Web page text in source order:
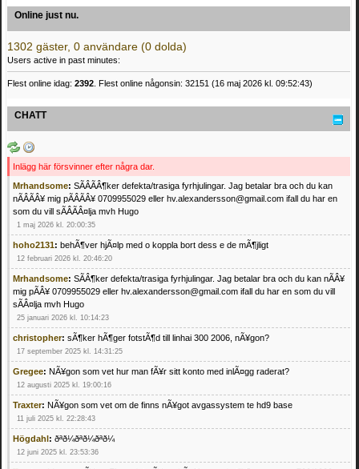
Online just nu.
1302 gäster, 0 användare (0 dolda)
Users active in past minutes:
Flest online idag: 2392 . Flest online någonsin: 32151 (16 maj 2026 kl. 09:52:43)
CHATT
Inlägg här försvinner efter några dar.
Mrhandsome: SÃÂÃÂ¶ker defekta/trasiga fyrhjulingar. Jag betalar bra och du kan
nÃÂÃÂ¥ mig pÃÂÃÂ¥ 0709955029 eller hv.alexandersson@gmail.com ifall du har en
som du vill sÃÂÃÂ¤lja mvh Hugo
1 maj 2026 kl. 20:00:35
hoho2131: behÃ¶ver hjÃ¤lp med o koppla bort dess e de mÃ¶jligt
12 februari 2026 kl. 20:46:20
Mrhandsome: SÃÂ¶ker defekta/trasiga fyrhjulingar. Jag betalar bra och du kan nÃÂ¥
mig pÃÂ¥ 0709955029 eller hv.alexandersson@gmail.com ifall du har en som du vill
sÃÂ¤lja mvh Hugo
25 januari 2026 kl. 10:14:23
christopher: sÃ¶ker hÃ¶ger fotstÃ¶d till linhai 300 2006, nÃ¥gon?
17 september 2025 kl. 14:31:25
Gregee: NÃ¥gon som vet hur man fÃ¥r sitt konto med inlÃ¤gg raderat?
12 augusti 2025 kl. 19:00:16
Traxter: NÃ¥gon som vet om de finns nÃ¥got avgassystem te hd9 base
11 juli 2025 kl. 22:28:43
Högdahl: ðªð¼ðªð¼ðªð¼
12 juni 2025 kl. 23:53:36